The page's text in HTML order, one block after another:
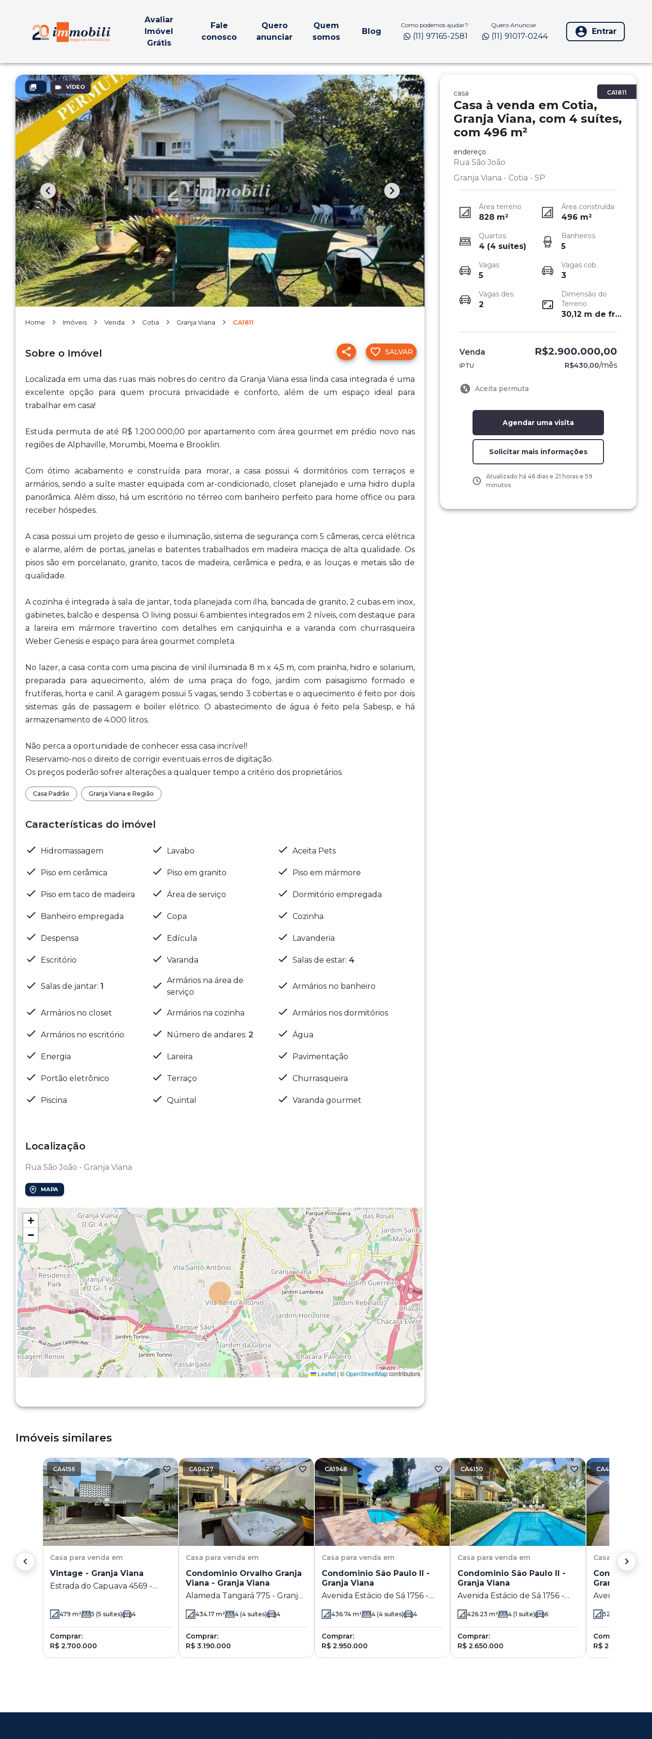
Avaliar
Imóvel
Grátis
Fale
conosco
Quero
anunciar
Quem
somos
Blog
Como podemos ajudar?
(11) 97165-2581
Quero Anunciar
(11) 91017-0244 Entrar
VÍDEO
Home Imóveis Venda Cotia Granja Viana CA1811
Sobre o Imóvel
Localizada em uma das ruas mais nobres do centro da Granja Viana essa linda casa integrada é uma
excelente opção para quem procura privacidade e conforto, além de um espaço ideal para
trabalhar em casa!
Estuda permuta de até R$ 1.200.000,00 por apartamento com área gourmet em prédio novo nas
regiões de Alphaville, Morumbi, Moema e Brooklin.
Com ótimo acabamento e construída para morar, a casa possui 4 dormitórios com terraços e
armários, sendo a suíte master equipada com ar-condicionado, closet planejado e uma hidro dupla
panorâmica. Além disso, há um escritório no térreo com banheiro perfeito para home office ou para
receber hóspedes.
A casa possui um projeto de gesso e iluminação, sistema de segurança com 5 câmeras, cerca elétrica
e alarme, além de portas, janelas e batentes trabalhados em madeira maciça de alta qualidade. Os
pisos são em porcelanato, granito, tacos de madeira, cerâmica e pedra, e as louças e metais são de
qualidade.
A cozinha é integrada à sala de jantar, toda planejada com ilha, bancada de granito, 2 cubas em inox,
gabinetes, balcão e despensa. O living possui 6 ambientes integrados em 2 níveis, com destaque para
a lareira em mármore travertino com detalhes em canjiquinha e a varanda com churrasqueira
Weber Genesis e espaço para área gourmet completa.
No lazer, a casa conta com uma piscina de vinil iluminada 8 m x 4,5 m, com prainha, hidro e solarium,
preparada para aquecimento, além de uma praça do fogo, jardim com paisagismo formado e
frutíferas, horta e canil. A garagem possui 5 vagas, sendo 3 cobertas e o aquecimento é feito por dois
sistemas: gás de passagem e boiler elétrico. O abastecimento de água é feito pela Sabesp, e há
armazenamento de 4.000 litros.
Não perca a oportunidade de conhecer essa casa incrível!
Reservamo-nos o direito de corrigir eventuais erros de digitação.
Os preços poderão sofrer alterações a qualquer tempo a critério dos proprietários.
Casa Padrão Granja Viana e Região
SALVAR
Características do imóvel
Hidromassagem Lavabo Aceita Pets
Piso em cerâmica Piso em granito Piso em mármore
Piso em taco de madeira Área de serviço Dormitório empregada
Banheiro empregada Copa Cozinha
Despensa Edícula Lavanderia
Escritório Varanda Salas de estar: 4
Salas de jantar: 1
Armários na área de
serviço
Armários no banheiro
Armários no closet Armários na cozinha Armários nos dormitórios
Armários no escritório Número de andares: 2 Água
Energia Lareira Pavimentação
Portão eletrônico Terraço Churrasqueira
Piscina Quintal Varanda gourmet
Localização
Rua São João - Granja Viana
MAPA
+
−
Leaflet | ©OpenStreetMapcontributors
CA1811
casa
Casa à venda em Cotia,
Granja Viana, com 4 suítes,
com 496 m²
endereço
Rua São João
Granja Viana - Cotia - SP
Área terreno
828m²
Área construída
496 m²
Quartos
4 (4 suítes)
Banheiros
5
Vagas
5
Vagas cob.
3
Vagas des.
2
Dimensão do
Terreno
30,12 m de frente
Venda R$2.900.000,00
IPTU R$430,00/mês
Aceita permuta
Agendar uma visita
Solicitar mais informações
Atualizado há 46 dias e 21 horas e 59
minutos
Imóveis similares
CA4156
Casa para venda em
Vintage - Granja Viana
Estrada do Capuava 4569 -
479 m² 5 (5 suítes) 4
Comprar:
R$ 2.700.000
CA0427
Casa para venda em
Condominio Orvalho Granja
Viana - Granja Viana
Alameda Tangará 775 - Granja
434.17 m² 4 (4 suítes) 4
Comprar:
R$ 3.190.000
CA1948
Casa para venda em
Condominio São Paulo II -
Granja Viana
Avenida Estácio de Sá 1756 -
436.74 m² 4 (4 suítes) 4
Comprar:
R$ 2.950.000
CA4150
Casa para venda em
Condominio São Paulo II -
Granja Viana
Avenida Estácio de Sá 1756 -
426.23 m² 4 (1 suíte) 6
Comprar:
R$ 2.650.000
CA4174
Casa para
Condominio
Granja Viana
Avenida
520
Comprar:
R$ 2.690.000